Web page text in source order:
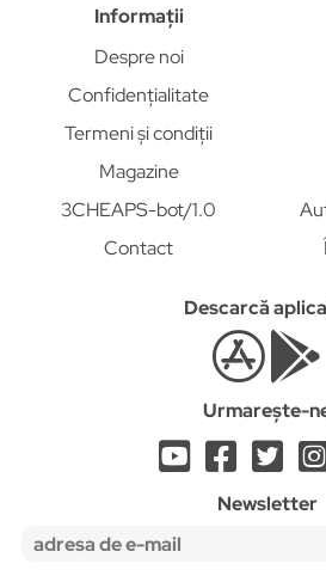
Informații
Despre noi
Confidențialitate
Termeni și condiții
Magazine
3CHEAPS-bot/1.0
Contact
Descarcă
Urmarește-
Newsletter